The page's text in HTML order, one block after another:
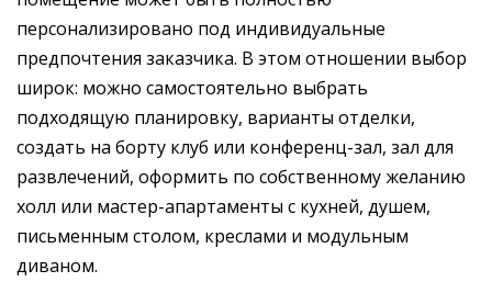
персонализировано под индивидуальные
предпочтения заказчика. В этом отношении выбор
широк: можно самостоятельно выбрать
подходящую планировку, варианты отделки,
создать на борту клуб или конференц-зал, зал для
развлечений, оформить по собственному желанию
холл или мастер-апартаменты с кухней, душем,
письменным столом, креслами и модульным
диваном.